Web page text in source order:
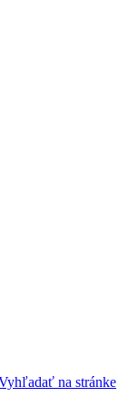
na stránke